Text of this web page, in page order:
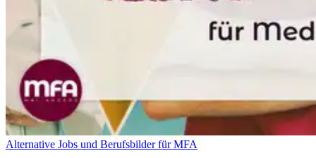
Alternative Jobs und Berufsbilder für MFA